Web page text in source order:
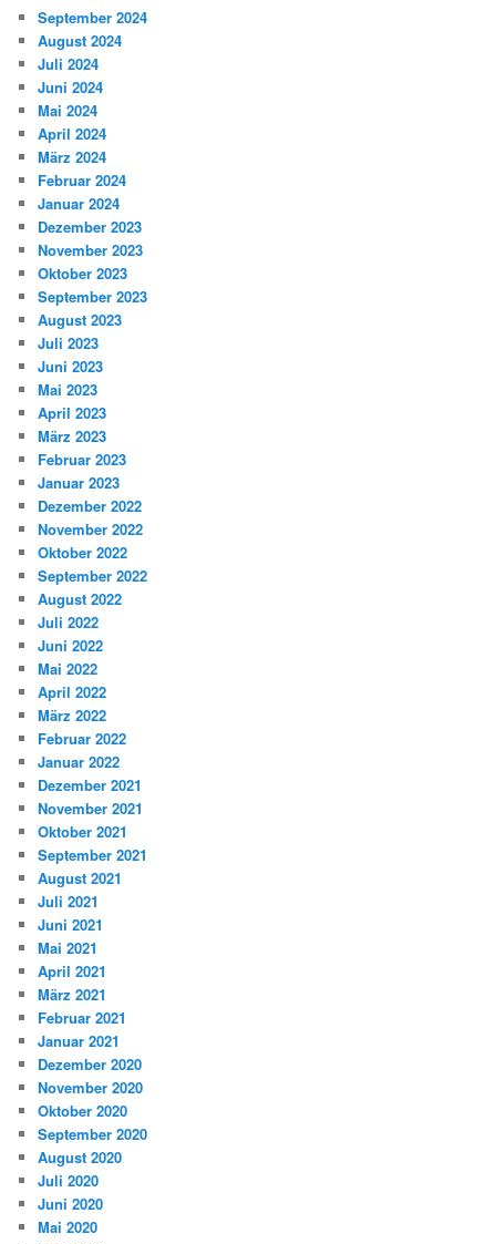
September 2024
August 2024
Juli 2024
Juni 2024
Mai 2024
April 2024
März 2024
Februar 2024
Januar 2024
Dezember 2023
November 2023
Oktober 2023
September 2023
August 2023
Juli 2023
Juni 2023
Mai 2023
April 2023
März 2023
Februar 2023
Januar 2023
Dezember 2022
November 2022
Oktober 2022
September 2022
August 2022
Juli 2022
Juni 2022
Mai 2022
April 2022
März 2022
Februar 2022
Januar 2022
Dezember 2021
November 2021
Oktober 2021
September 2021
August 2021
Juli 2021
Juni 2021
Mai 2021
April 2021
März 2021
Februar 2021
Januar 2021
Dezember 2020
November 2020
Oktober 2020
September 2020
August 2020
Juli 2020
Juni 2020
Mai 2020